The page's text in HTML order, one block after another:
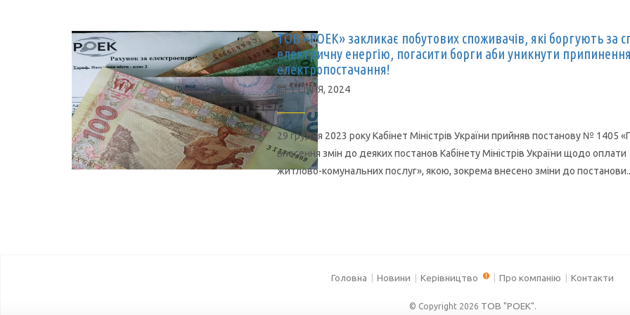
ТОВ «РОЕК» закликає побутових споживачів, які боргують за
електричну енергію, погасити борги аби уникнути припинення
електропостачання!
1 СІЧНЯ, 2024
29 грудня 2023 року Кабінет Міністрів України прийняв постанову № 1405
внесення змін до деяких постанов Кабінету Міністрів України щодо оплати
житлово-комунальних послуг», якою, зокрема внесено зміни до
Головна Новини Керівництво Про компанію Контакти
© Copyright 2026 ТОВ "РОЕК".